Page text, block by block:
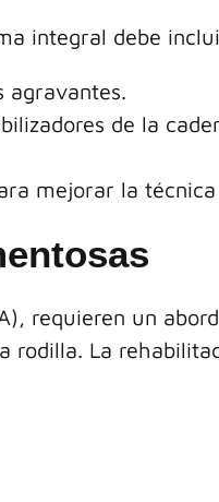
integral debe
agravantes.
de la
mejorar la
requieren un
rodilla. La